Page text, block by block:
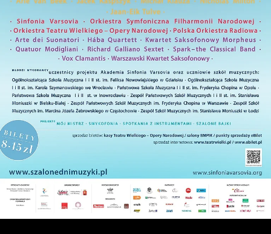
Wynajem kostiumów
Wynajem rekwizytów
Fundusze unijne
Dotacje celowe